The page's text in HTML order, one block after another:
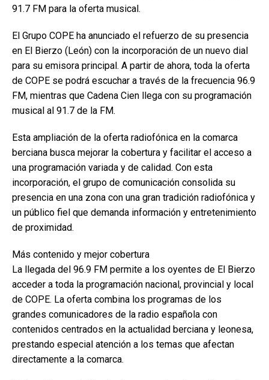
91.7 FM para la oferta musical.
El Grupo COPE ha anunciado el refuerzo de su presencia
en El Bierzo (León) con la incorporación de un nuevo dial
para su emisora principal. A partir de ahora, toda la oferta
de COPE se podrá escuchar a través de la frecuencia 96.9
FM, mientras que Cadena Cien llega con su programación
musical al 91.7 de la FM.
Esta ampliación de la oferta radiofónica en la comarca
berciana busca mejorar la cobertura y facilitar el acceso a
una programación variada y de calidad. Con esta
incorporación, el grupo de comunicación consolida su
presencia en una zona con una gran tradición radiofónica y
un público fiel que demanda información y entretenimiento
de proximidad.
Más contenido y mejor cobertura
La llegada del 96.9 FM permite a los oyentes de El Bierzo
acceder a toda la programación nacional, provincial y local
de COPE. La oferta combina los programas de los
grandes comunicadores de la radio española con
contenidos centrados en la actualidad berciana y leonesa,
prestando especial atención a los temas que afectan
directamente a la comarca.